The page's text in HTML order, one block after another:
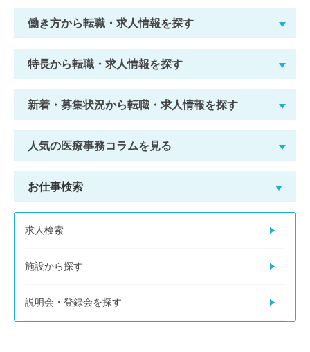
働き方から転職・求人情報を探す
特長から転職・求人情報を探す
新着・募集状況から転職・求人情報を探す
人気の医療事務コラムを見る
お仕事検索
求人検索
施設から探す
説明会・登録会を探す